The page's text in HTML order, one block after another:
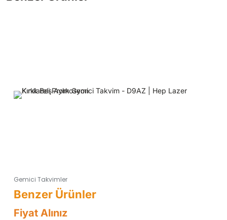
Gemici Takvimler
Fiyat Alınız